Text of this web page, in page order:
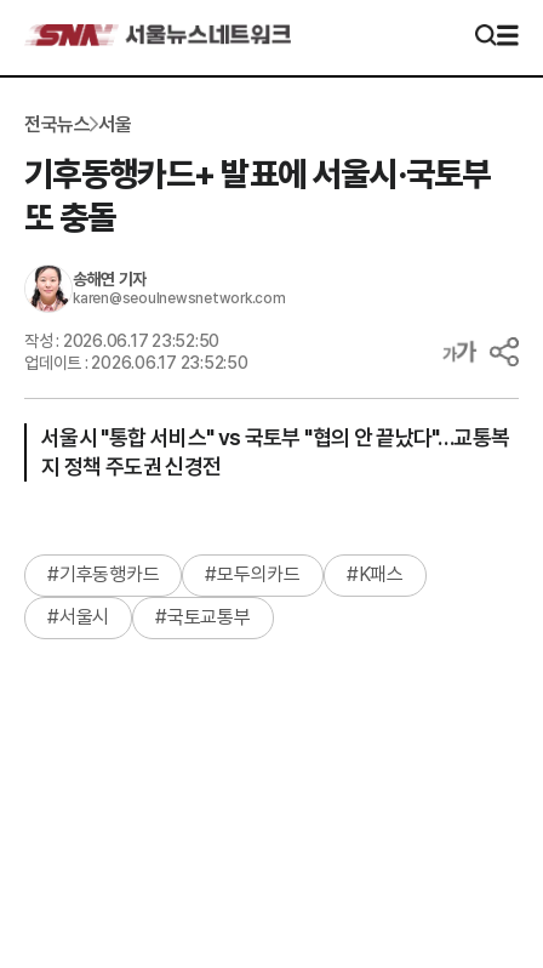
전국뉴스 서울
기후동행카드+ 발표에 서울시·국토부
또 충돌
송해연 기자
karen@seoulnewsnetwork.com
작성 : 2026.06.17 23:52:50
업데이트 : 2026.06.17 23:52:50
서울시 "통합 서비스" vs 국토부 "협의 안 끝났다"…교통복
지 정책 주도권 신경전
#기후동행카드 #모두의카드 #K패스
#서울시 #국토교통부